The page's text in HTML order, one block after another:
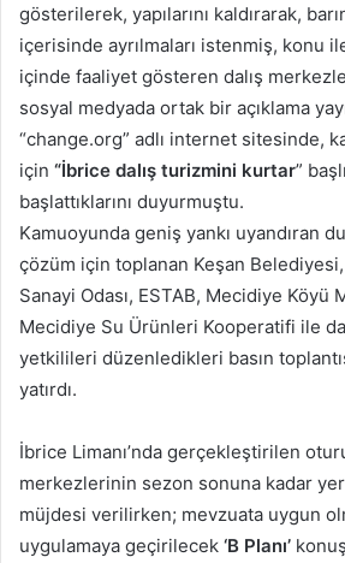
gösterilerek, yapılarını kaldırarak,
içerisinde ayrılmaları istenmiş, konu
içinde faaliyet gösteren dalış
sosyal medyada ortak bir açıklama
“change.org” adlı internet sitesinde,
için “İbrice dalış turizmini kurtar”
başlattıklarını duyurmuştu.
Kamuoyunda geniş yankı uyandıran
çözüm için toplanan Keşan
Sanayi Odası, ESTAB, Mecidiye Köyü
Mecidiye Su Ürünleri Kooperatifi ile
yetkilileri düzenledikleri basın
yatırdı.
İbrice Limanı’nda gerçekleştirilen
merkezlerinin sezon sonuna kadar
müjdesi verilirken; mevzuata uygun
uygulamaya geçirilecek ‘B Planı’